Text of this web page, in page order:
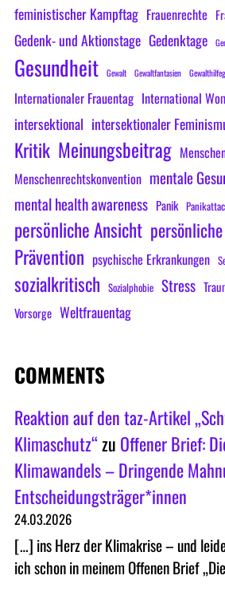
feministischer Kampftag Frauenrechte
Gedenk- und Aktionstage Gedenktage
Gesundheit Gewalt Gewaltfantasien
Internationaler Frauentag International
intersektional intersektionaler
Kritik Meinungsbeitrag
Menschenrechtskonvention mentale
mental health awareness Panik
persönliche Ansicht
Prävention psychische Erkrankungen
sozialkritisch Sozialphobie Stress
Vorsorge Weltfrauentag
COMMENTS
Reaktion auf den taz-Artikel
Klimaschutz“zu Offener Brief:
Klimawandels – Dringende
Entscheidungsträger*innen
24.03.2026
[…] ins Herz der Klimakrise – und
ich schon in meinem Offenen Brief